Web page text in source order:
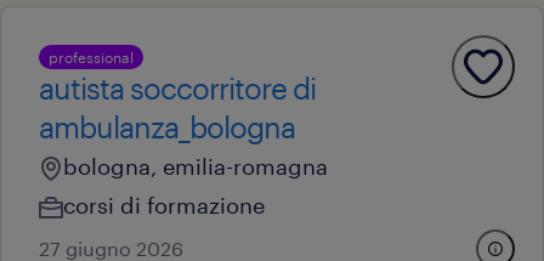
professional
autista soccorritore di
ambulanza_bologna
bologna, emilia-romagna
corsi di formazione
27 giugno 2026